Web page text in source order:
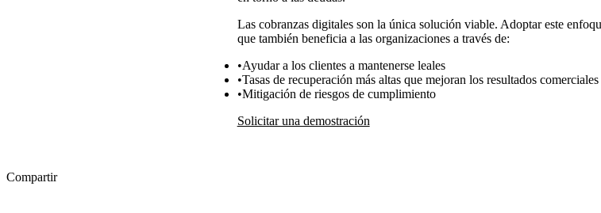
Las cobranzas digitales son la única solución viable. Adoptar este
que también beneficia a las organizaciones a través de:
Ayudar a los clientes a mantenerse leales
Tasas de recuperación más altas que mejoran los resultados comerciales
Mitigación de riesgos de cumplimiento
Solicitar una demostración
Compartir